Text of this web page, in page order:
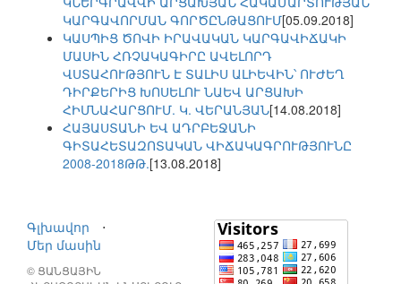
ԿԱՐԳԱՎՈՐՄԱՆ ԳՈՐԾԸՆԹԱՑՈՒՄ[05.09.2018]
ԿԱՍՊԻՑ ԾՈՎԻ ԻՐԱՎԱԿԱՆ ԿԱՐԳԱՎԻՃԱԿԻ
ՄԱՍԻՆ ՀՌՉԱԿԱԳԻՐԸ ԱՎԵԼՈՐԴ
ՎՍՏԱՀՈՒԹՅՈՒՆ Է ՏԱԼԻՍ ԱԼԻԵՎԻՆ՝ ՈՒԺԵՂ
ԴԻՐՔԵՐԻՑ ԽՈՍԵԼՈՒ ՆԱԵՎ ԱՐՑԱԽԻ
ՀԻՄՆԱՀԱՐՑՈՒՄ. Կ. ՎԵՐԱՆՅԱՆ[14.08.2018]
ՀԱՅԱՍՏԱՆԻ ԵՎ ԱԴՐԲԵՋԱՆԻ
ԳԻՏԱՀԵՏԱԶՈՏԱԿԱՆ ՎԻՃԱԿԱԳՐՈՒԹՅՈՒՆԸ
2008-2018ԹԹ.[13.08.2018]
Գլխավոր
⋅
Մեր մասին
© ՑԱՆՑԱՅԻՆ